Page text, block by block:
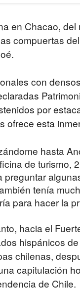
en Chacao,
compuertas
con
por
ofrece esta
hasta
de turismo,
preguntar
tenía
para hacer la
hacia el
hispánicos
chilenas,
capitulación
de Chile.